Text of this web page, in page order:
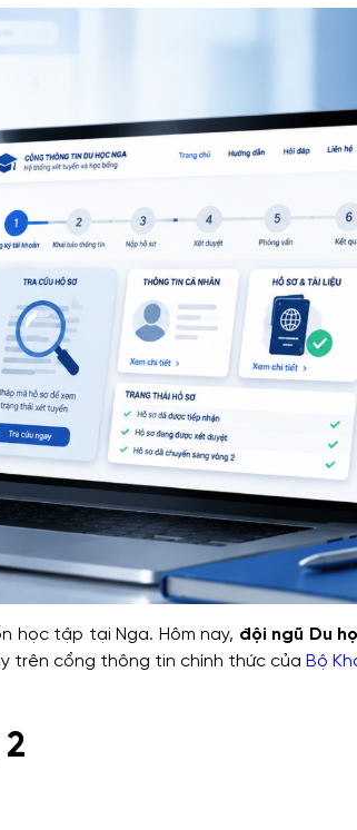
học tập tại Nga. Hôm nay, đội ngũ Du
trên cổng thông tin chính thức của Bộ